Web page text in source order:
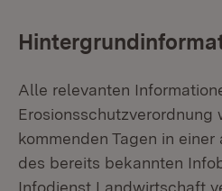
Alle relevanten
Erosionsschutzverordnung
kommenden Tagen in
des bereits bekannten
Infodienst Landwirtschaft